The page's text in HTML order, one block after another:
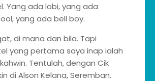
Yang ada lobi, yang ada
yang ada bell boy.
di mana dan bila. Tapi
yang pertama saya inap ialah
Tentulah, dengan Cik
di Alson Kelana, Seremban.